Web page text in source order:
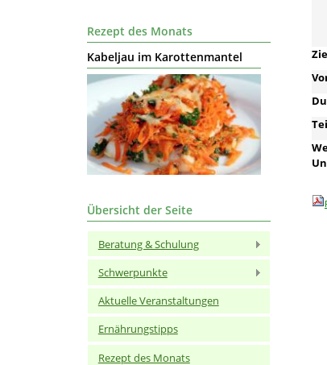
Rezept des Monats
Kabeljau im Karottenmantel
Übersicht der Seite
Beratung & Schulung
Schwerpunkte
Aktuelle Veranstaltungen
Ernährungstipps
Rezept des Monats